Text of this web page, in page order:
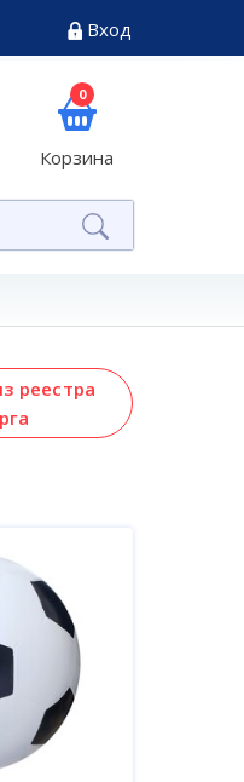
Вход
0
Корзина
реестра